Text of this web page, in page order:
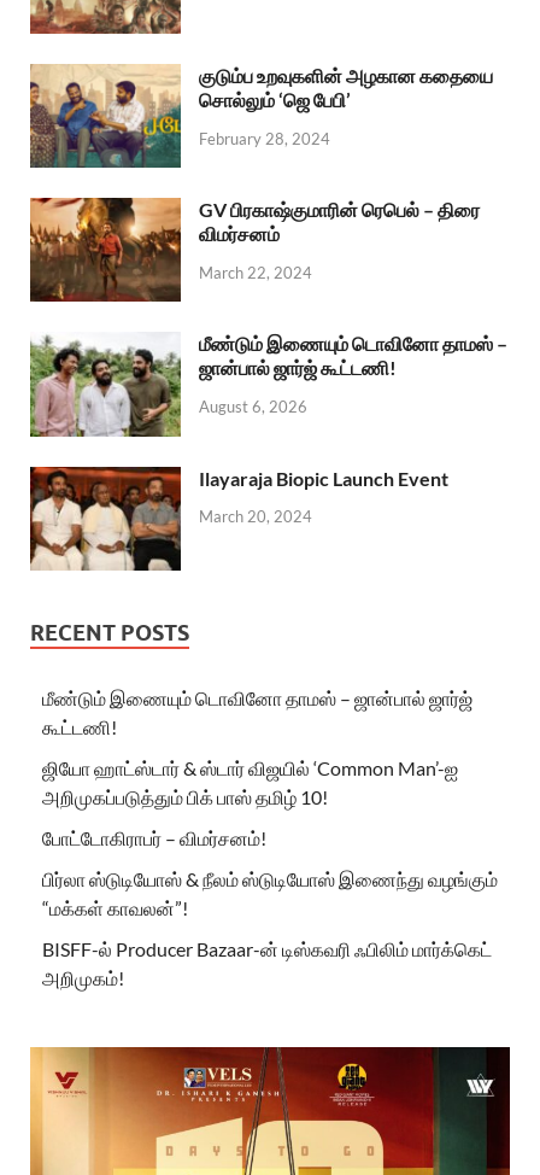
குடும்ப உறவுகளின் அழகான கதையை
சொல்லும் ‘ஜெ பேபி’
February 28, 2024
GV பிரகாஷ்குமாரின் ரெபெல் – திரை
விமர்சனம்
March 22, 2024
மீண்டும் இணையும் டொவினோ தாமஸ் –
ஜான்பால் ஜார்ஜ் கூட்டணி!
August 6, 2026
Ilayaraja Biopic Launch Event
March 20, 2024
RECENT POSTS
மீண்டும் இணையும் டொவினோ தாமஸ் – ஜான்பால் ஜார்ஜ்
கூட்டணி!
ஜியோ ஹாட்ஸ்டார் & ஸ்டார் விஜயில் ‘Common Man’-ஐ
அறிமுகப்படுத்தும் பிக் பாஸ் தமிழ் 10!
போட்டோகிராபர் – விமர்சனம்!
பிர்லா ஸ்டுடியோஸ் & நீலம் ஸ்டுடியோஸ் இணைந்து வழங்கும்
“மக்கள் காவலன்”!
BISFF-ல் Producer Bazaar-ன் டிஸ்கவரி ஃபிலிம் மார்க்கெட்
அறிமுகம்!